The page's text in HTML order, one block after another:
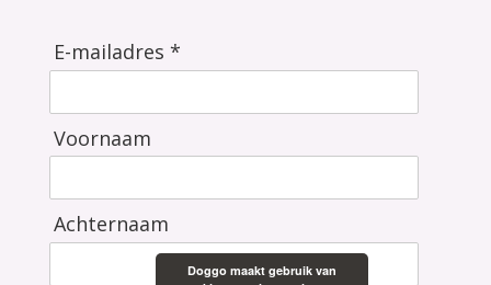
E-mailadres *
Voornaam
Achternaam
Doggo maakt gebruik van